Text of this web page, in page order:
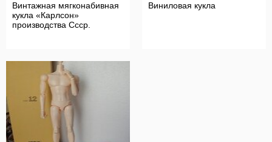
Винтажная мягконабивная
кукла «Карлсон»
производства Ссср.
Виниловая кукла